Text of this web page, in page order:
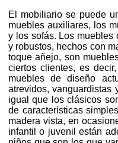
El mobiliario se puede
muebles auxiliares, los
y los sofás. Los muebles
y robustos, hechos con
toque añejo, son
ciertos clientes, es
muebles de diseño
atrevidos, vanguardistas
igual que los clásicos
de características
madera vista, en
infantil o juvenil están